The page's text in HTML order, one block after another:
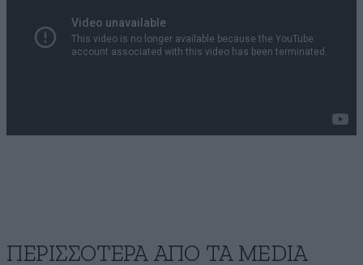
ΠΕΡΙΣΣΟΤΕΡΑ ΑΠΟ ΤA MEDIA